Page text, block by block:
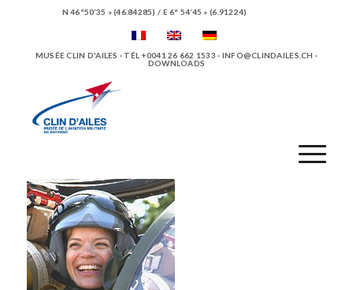
N 46°50’35 » (46.84285) / E 6° 54’45 » (6.91224)
MUSÉE CLIN D'AILES · TÉL +0041 26 662 1533 · INFO@CLINDAILES.CH ·
DOWNLOADS